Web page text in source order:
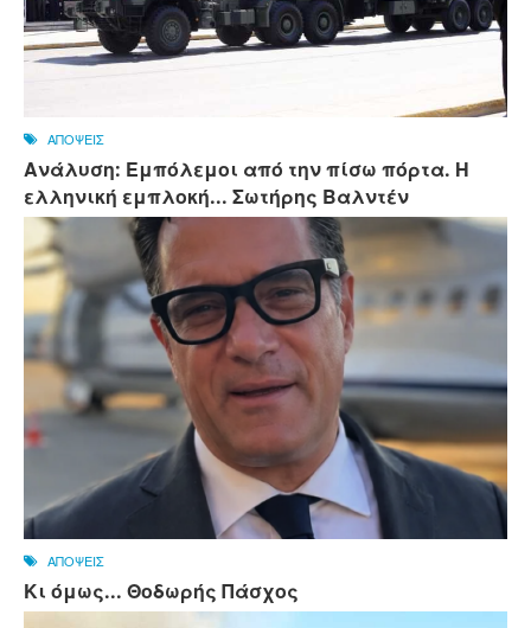
ΑΠΟΨΕΙΣ
Ανάλυση: Εμπόλεμοι από την πίσω πόρτα. Η
ελληνική εμπλοκή... Σωτήρης Βαλντέν
ΑΠΟΨΕΙΣ
Κι όμως... Θοδωρής Πάσχος